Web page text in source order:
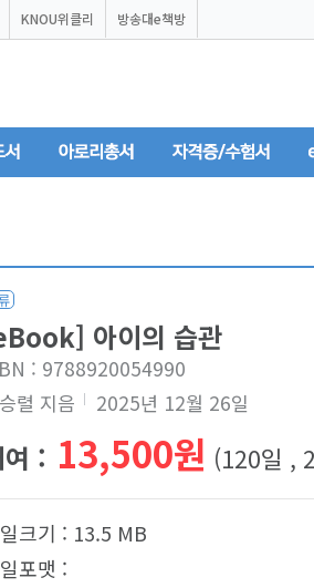
KNOU위클리 방송대e책방
아이의 습관
: 9788920054990
렬 지음
2025년 12월 26일
여 : 13,500원 (120일 ,
크기 : 13.5 MB
포맷 :